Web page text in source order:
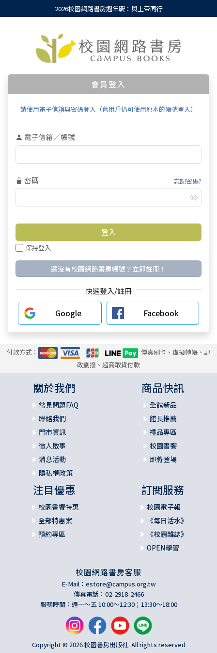
2026校園網路書房週年慶：與上帝同行
會員登入
請使用電子信箱與密碼登入（舊用戶仍可使用原本的帳號登入）
電子信箱／帳號
密碼 忘記密碼?
保持登入
還沒有校園網路書房帳號？立即註冊！
快速登入/註冊
Google Facebook
付款方式：
傳真刷卡、虛擬轉帳、郵
政劃撥、超商取貨付款
關於我們
常見問題FAQ
聯絡我們
門市資訊
徵人啟事
消息活動
隱私權政策
商品快訊
全館新品
館長推薦
禮品專區
校園書饗
即將登場
注目優惠
校園書饗特惠
全部特惠案
預約專區
訂閱服務
校園電子報
《每日活水》
《校園雜誌》
OPEN學習
校園網路書房客服
E-Mail： estore@campus.org.tw
傳真電話：02-2918-2466
服務時間：週一～五 10:00～12:30；13:30～18:00
Copyright © 2026 校園書房出版社. All rights reserved